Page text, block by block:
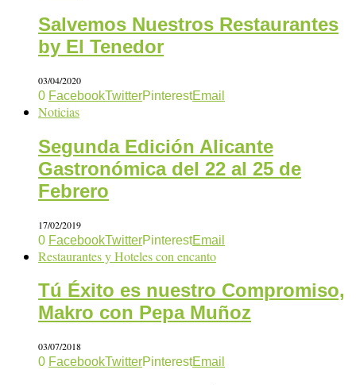
Salvemos Nuestros Restaurantes
by El Tenedor
03/04/2020
0 FacebookTwitterPinterestEmail
Noticias
Segunda Edición Alicante
Gastronómica del 22 al 25 de
Febrero
17/02/2019
0 FacebookTwitterPinterestEmail
Restaurantes y Hoteles con encanto
Tú Éxito es nuestro Compromiso,
Makro con Pepa Muñoz
03/07/2018
0 FacebookTwitterPinterestEmail